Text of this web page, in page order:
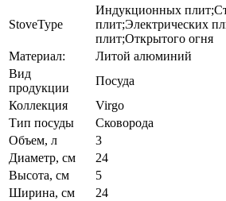
StoveType
Индукционных
плит;Электрических
плит;Открытого огня
Материал:
Литой алюминий
Вид
продукции
Посуда
Коллекция
Virgo
Тип посуды
Сковорода
Объем, л
3
Диаметр, см
24
Высота, см
5
Ширина, см
24